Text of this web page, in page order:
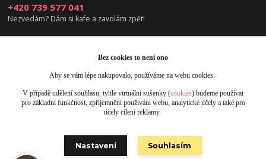
+420 739 577 041
Nezvedám? Dám si kafe a zavolám zpět!
info@damsikafe.cz
Bez cookies to není ono
Aby se vám lépe nakupovalo, používáme na webu cookies.
V případě udělení souhlasu, tyhle virtuální sušenky (cookies) budeme používat
pro základní funkčnost, zpříjemnění používání webu, analytické účely a také pro
účely cílení reklamy.
Nastavení Souhlasím